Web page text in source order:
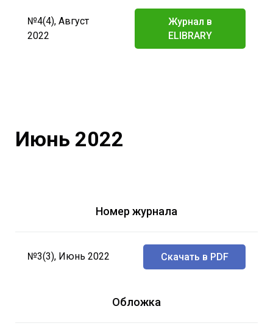
№4(4), Август
2022
Журнал в
ELIBRARY
Июнь 2022
Номер журнала
№3(3), Июнь 2022 Скачать в PDF
Обложка